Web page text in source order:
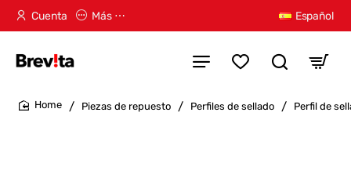
Cuenta Más ⋯ Español
Piezas de repuesto Perfiles de sellado Perfil de